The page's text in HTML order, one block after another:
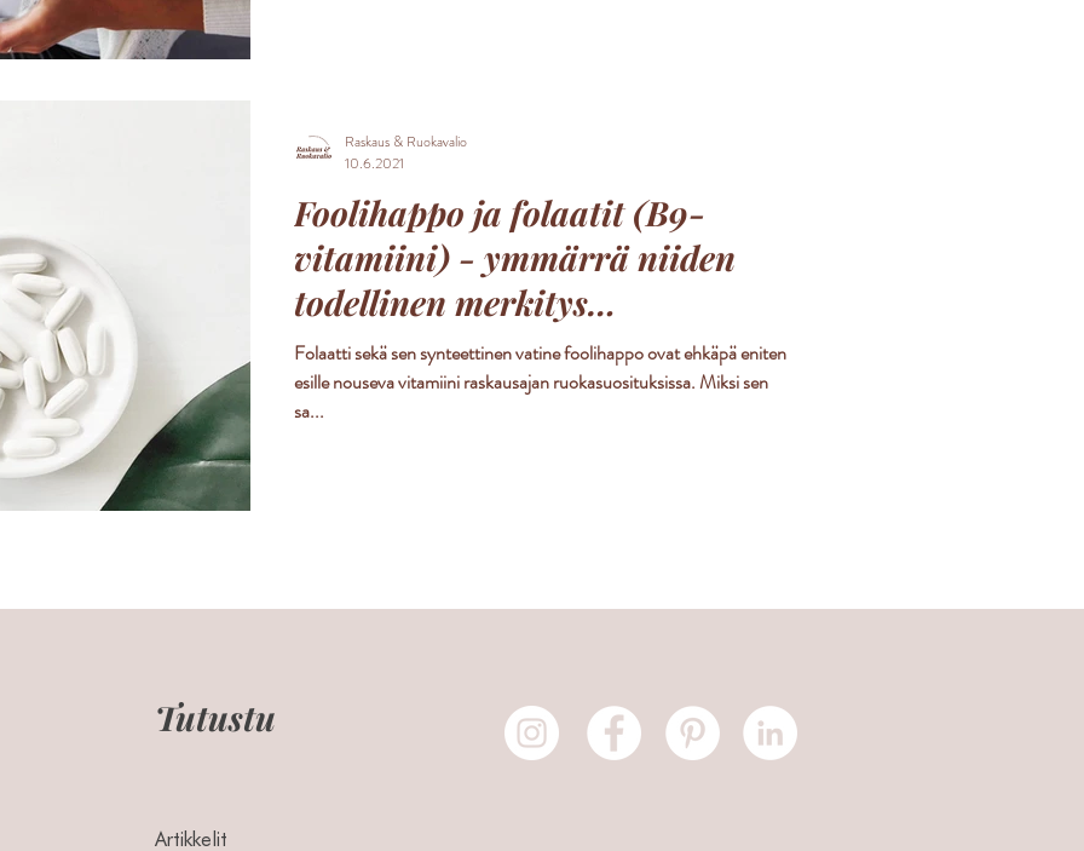
Foolihappo ja folaatit (B9-
vitamiini) - ymmärrä niiden
todellinen merkitys
raskausajalle.
Folaatti sekä sen synteettinen vatine foolihappo ovat ehkäpä eniten
esille nouseva vitamiini raskausajan ruokasuosituksissa. Miksi sen
sa...
Raskaus & Ruokavalio
10.6.2021
Tutustu
Artikkelit